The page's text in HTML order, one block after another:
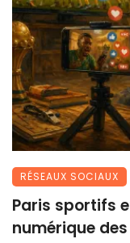
RÉSEAUX SOCIAUX
Paris sportifs
numérique des